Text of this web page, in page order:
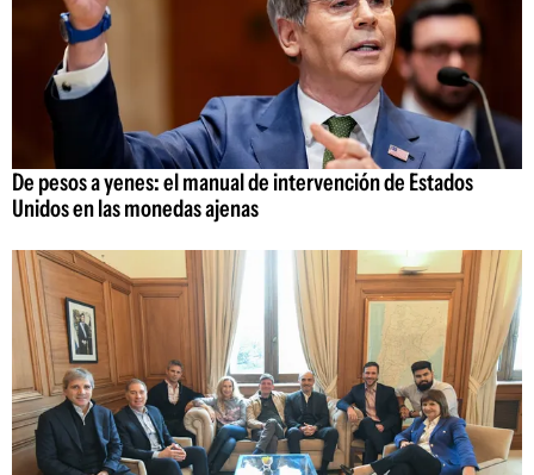
De pesos a yenes: el manual de intervención de Estados
Unidos en las monedas ajenas